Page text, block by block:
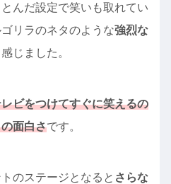
んだ設定で笑いも取れてい
リラのネタのような強烈な
じました。
ビをつけてすぐに笑えるの
面白さです。
のステージとなると さらな